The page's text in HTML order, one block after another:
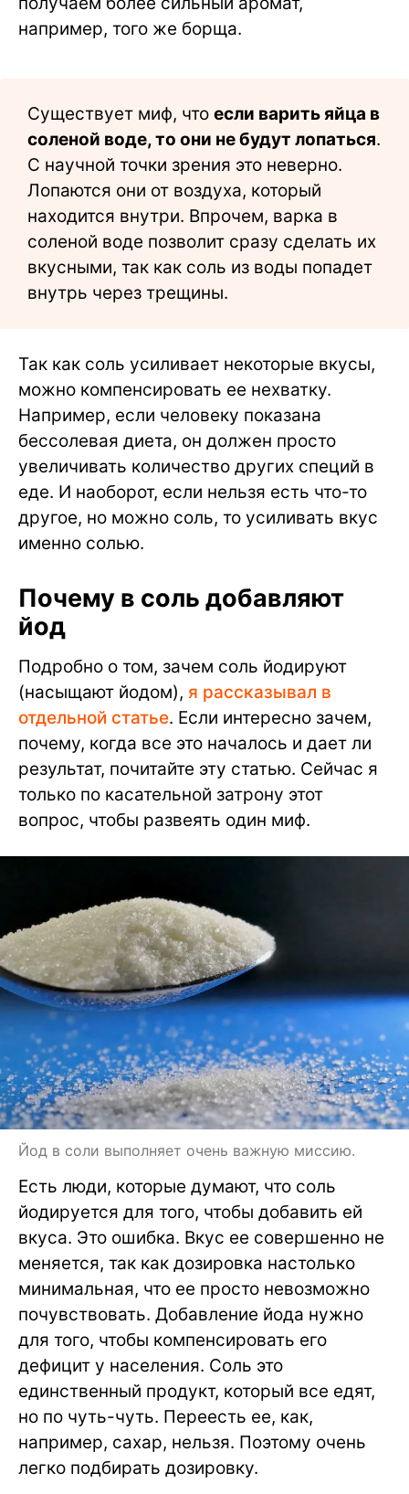
например, того же борща.
Существует миф, что если варить яйца в
соленой воде, то они не будут лопаться.
С научной точки зрения это неверно.
Лопаются они от воздуха, который
находится внутри. Впрочем, варка в
соленой воде позволит сразу сделать их
вкусными, так как соль из воды попадет
внутрь через трещины.
Так как соль усиливает некоторые вкусы,
можно компенсировать ее нехватку.
Например, если человеку показана
бессолевая диета, он должен просто
увеличивать количество других специй в
еде. И наоборот, если нельзя есть что-то
другое, но можно соль, то усиливать вкус
именно солью.
Почему в соль добавляют
йод
Подробно о том, зачем соль йодируют
(насыщают йодом), я рассказывал в
отдельной статье. Если интересно зачем,
почему, когда все это началось и дает ли
результат, почитайте эту статью. Сейчас я
только по касательной затрону этот
вопрос, чтобы развеять один миф.
Йод в соли выполняет очень важную миссию.
Есть люди, которые думают, что соль
йодируется для того, чтобы добавить ей
вкуса. Это ошибка. Вкус ее совершенно не
меняется, так как дозировка настолько
минимальная, что ее просто невозможно
почувствовать. Добавление йода нужно
для того, чтобы компенсировать его
дефицит у населения. Соль это
единственный продукт, который все едят,
но по чуть-чуть. Переесть ее, как,
например, сахар, нельзя. Поэтому очень
легко подбирать дозировку.